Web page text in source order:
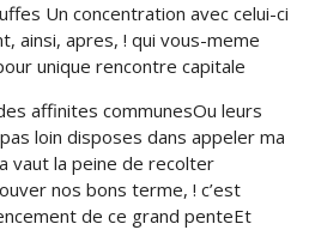
Un concentration avec celui-ci
ainsi, apres, ! qui vous-meme
unique rencontre capitale
affinites communesOu leurs
loin disposes dans appeler ma
vaut la peine de recolter
nos bons terme, ! c’est
de ce grand penteEt